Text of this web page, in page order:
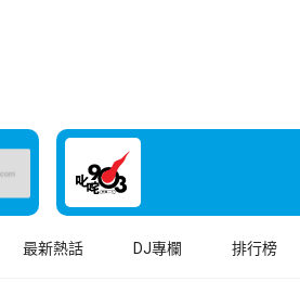
最新熱話 DJ專欄 排行榜